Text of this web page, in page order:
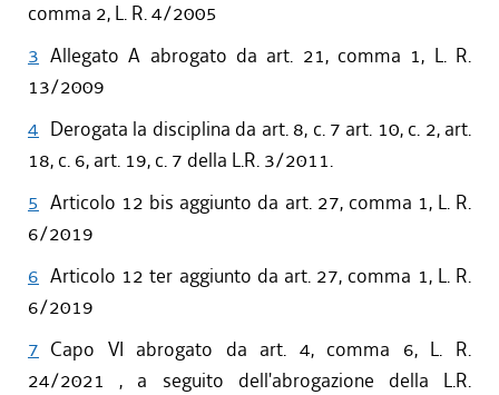
comma 2, L. R. 4/2005
3 Allegato A abrogato da art. 21, comma 1, L. R.
13/2009
4 Derogata la disciplina da art. 8, c. 7 art. 10, c. 2, art.
18, c. 6, art. 19, c. 7 della L.R. 3/2011.
5 Articolo 12 bis aggiunto da art. 27, comma 1, L. R.
6/2019
6 Articolo 12 ter aggiunto da art. 27, comma 1, L. R.
6/2019
7 Capo VI abrogato da art. 4, comma 6, L. R.
24/2021 , a seguito dell'abrogazione della L.R.